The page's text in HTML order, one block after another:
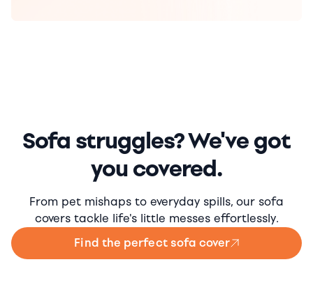
Sofa struggles? We've got
you covered.
From pet mishaps to everyday spills, our sofa
covers tackle life's little messes effortlessly.
Find the perfect sofa cover